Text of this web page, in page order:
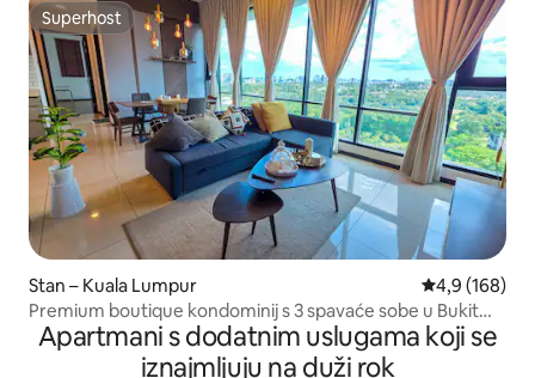
Superhost
Superhost
Stan – Kuala Lumpur Prosječna
4,9 (168)
Premium boutique kondominij s 3 spavaće sobe u Bukit
Bintangu
Apartmani s dodatnim uslugama koji se
iznajmljuju na duži rok